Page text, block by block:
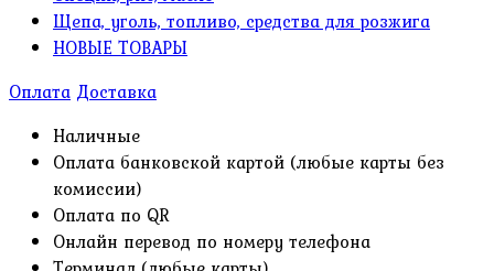
Щепа, уголь, топливо, средства для розжига
НОВЫЕ ТОВАРЫ
Оплата Доставка
Наличные
Оплата банковской картой (любые карты без
комиссии)
Оплата по QR
Онлайн перевод по номеру телефона